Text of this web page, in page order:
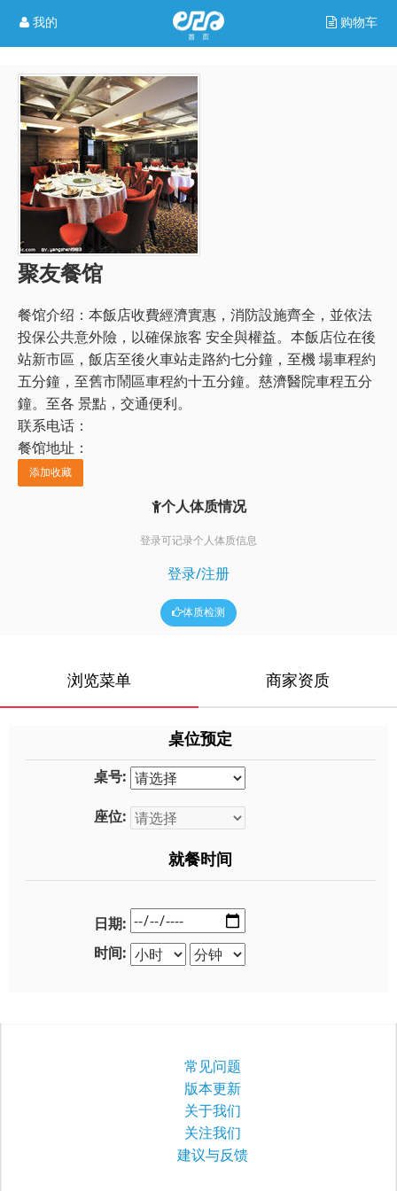
我的 购物车
聚友餐馆
餐馆介绍： 本飯店收費經濟實惠，消防設施齊全，並依法
投保公共意外險，以確保旅客 安全與權益。本飯店位在後
站新市區，飯店至後火車站走路約七分鐘，至機 場車程約
五分鐘，至舊市鬧區車程約十五分鐘。慈濟醫院車程五分
鐘。至各 景點，交通便利。
联系电话：
餐馆地址：
添加收藏
个人体质情况
登录可记录个人体质信息
登录/注册
体质检测
浏览菜单 商家资质
桌位预定
桌号:
座位:
就餐时间
日期:
时间:
常见问题
版本更新
关于我们
关注我们
建议与反馈